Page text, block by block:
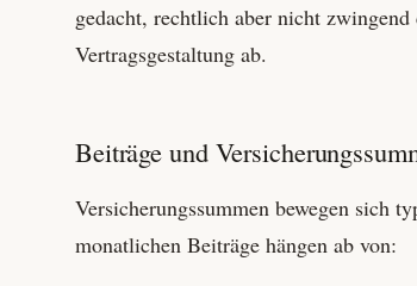
gedacht, rechtlich aber nicht
Vertrags­gestaltung ab.
Beiträge und
Versicherungs­summen bewegen sich
monatlichen Beiträge hängen ab von: